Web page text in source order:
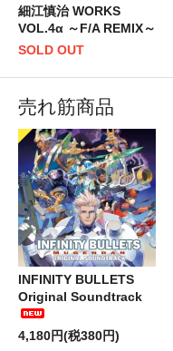
細江慎治 WORKS
VOL.4α ～F/A REMIX～
SOLD OUT
売れ筋商品
INFINITY BULLETS
Original Soundtrack
4,180円(税380円)